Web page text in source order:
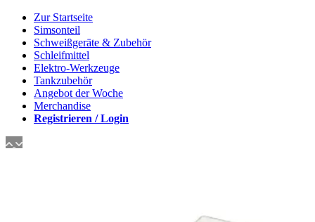
Zur Startseite
Simsonteil
Schweißgeräte & Zubehör
Schleifmittel
Elektro-Werkzeuge
Tankzubehör
Angebot der Woche
Merchandise
Registrieren / Login